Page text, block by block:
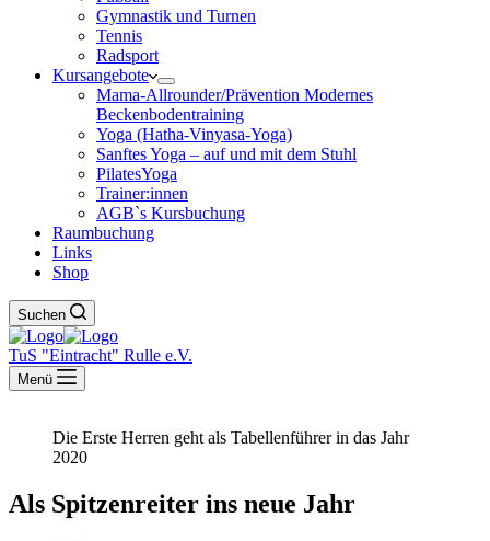
Gymnastik und Turnen
Tennis
Radsport
Kursangebote
Mama-Allrounder/Prävention Modernes
Beckenbodentraining
Yoga (Hatha-Vinyasa-Yoga)
Sanftes Yoga – auf und mit dem Stuhl
PilatesYoga
Trainer:innen
AGB`s Kursbuchung
Raumbuchung
Links
Shop
Suchen
TuS "Eintracht" Rulle e.V.
Menü
Die Erste Herren geht als Tabellenführer in das Jahr
2020
Als Spitzenreiter ins neue Jahr